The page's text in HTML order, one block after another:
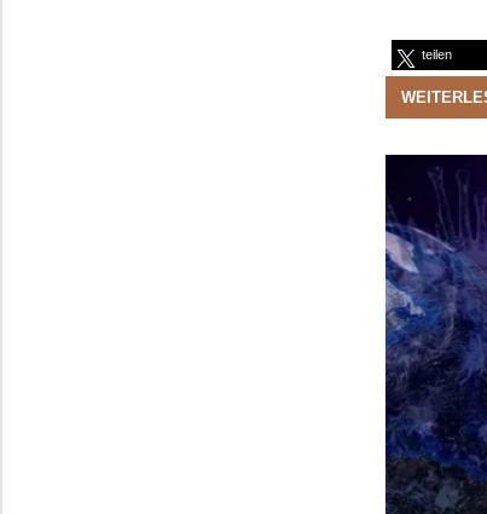
teilen